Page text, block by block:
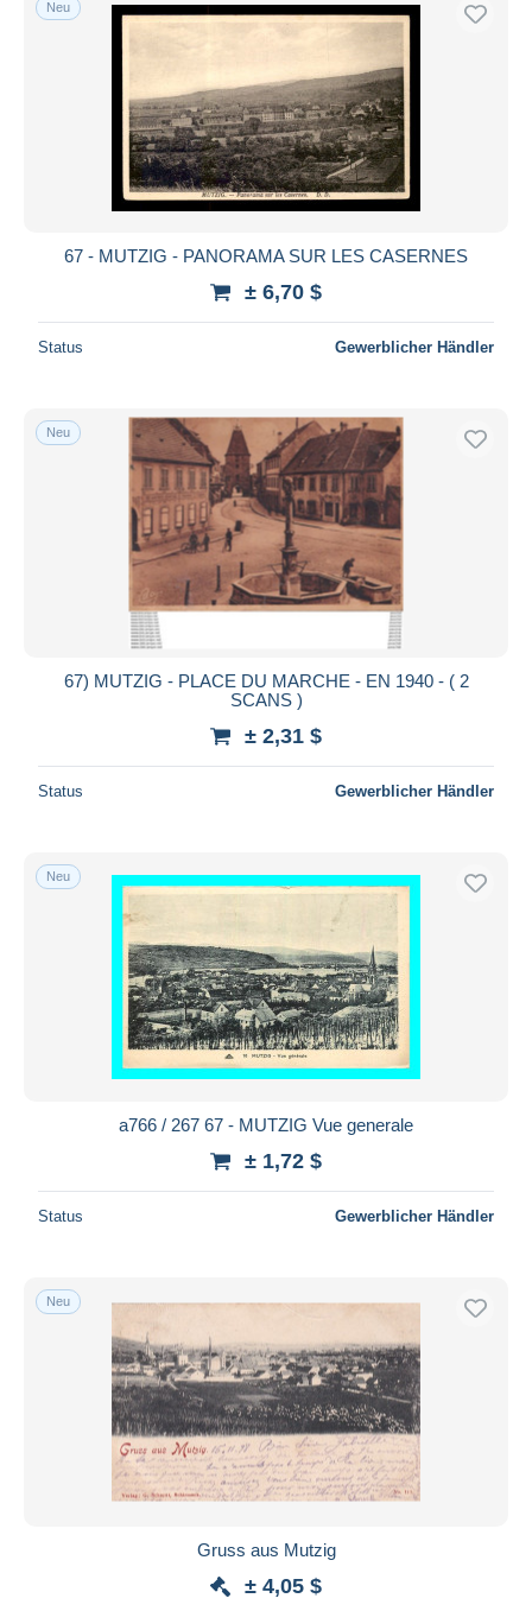
Kostenloser Versand
PayPal
Banküberweisung
Visa
Mastercard
iDeal
Weltweit
Übernehmen
Neu
67 - MUTZIG - PANORAMA SUR LES CASERNES
± 6,70 $
Status Gewerblicher Händler
Neu
67) MUTZIG - PLACE DU MARCHE - EN 1940 - ( 2
SCANS )
± 2,31 $
Status Gewerblicher Händler
Neu
a766 / 267 67 - MUTZIG Vue generale
± 1,72 $
Status Gewerblicher Händler
Neu
Gruss aus Mutzig
± 4,05 $